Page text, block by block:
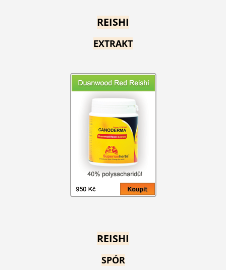
REISHI
EXTRAKT
REISHI
SPÓR